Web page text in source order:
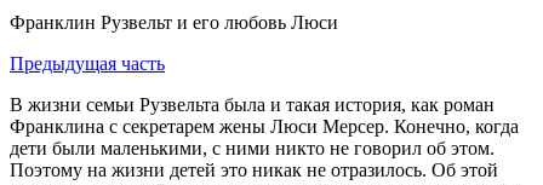
Франклин Рузвельт и его любовь Люси
Предыдущая часть
В жизни семьи Рузвельта была и такая история, как роман
Франклина с секретарем жены Люси Мерсер. Конечно, когда
дети были маленькими, с ними никто не говорил об этом.
Поэтому на жизни детей это никак не отразилось. Об этой